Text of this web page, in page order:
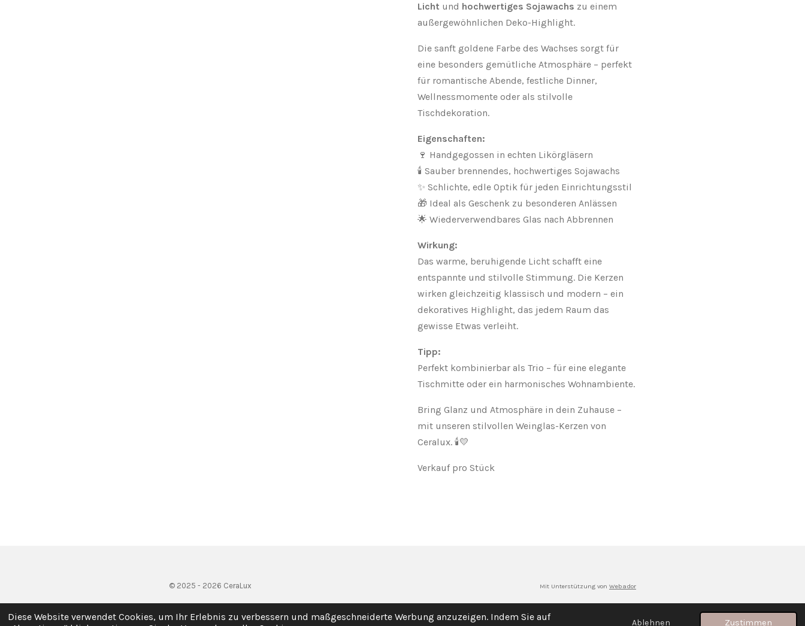
Diese Website verwendet Cookies, um Ihr Erlebnis zu verbessern und maßgeschneiderte Werbung anzuzeigen. Indem Sie auf
Ablehnen Zustimmen
Licht und hochwertiges Sojawachs zu einem
außergewöhnlichen Deko-Highlight.
Die sanft goldene Farbe des Wachses sorgt für
eine besonders gemütliche Atmosphäre – perfekt
für romantische Abende, festliche Dinner,
Wellnessmomente oder als stilvolle
Tischdekoration.
Eigenschaften:
🍷 Handgegossen in echten Likörgläsern
🕯️ Sauber brennendes, hochwertiges Sojawachs
✨ Schlichte, edle Optik für jeden Einrichtungsstil
🎁 Ideal als Geschenk zu besonderen Anlässen
🌟 Wiederverwendbares Glas nach Abbrennen
Wirkung:
Das warme, beruhigende Licht schafft eine
entspannte und stilvolle Stimmung. Die Kerzen
wirken gleichzeitig klassisch und modern – ein
dekoratives Highlight, das jedem Raum das
gewisse Etwas verleiht.
Tipp:
Perfekt kombinierbar als Trio – für eine elegante
Tischmitte oder ein harmonisches Wohnambiente.
Bring Glanz und Atmosphäre in dein Zuhause –
mit unseren stilvollen Weinglas-Kerzen von
Ceralux. 🕯️💛
Verkauf pro Stück
© 2025 - 2026 CeraLux Mit Unterstützung von Webador